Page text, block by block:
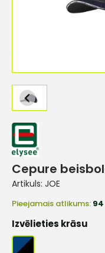
Cepure
Artikuls: JOE
Pieejamais atlikums: 94
Izvēlieties krāsu